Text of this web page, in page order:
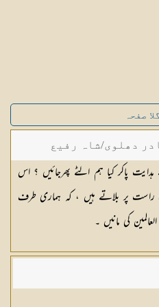
صفحہ
دھلوی/شاہ رفیع
ہدایت پاکر کیا ہم الٹے پھرجائیں ؟ اس
راست پر بلاتے ہیں ، کہ ہماری طرف
کی مانیں ۔